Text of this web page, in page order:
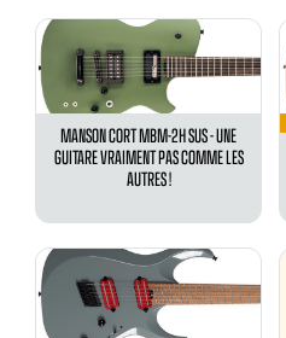
MANSON CORT MBM-2H SUS - UNE
GUITARE VRAIMENT PAS COMME LES
AUTRES !